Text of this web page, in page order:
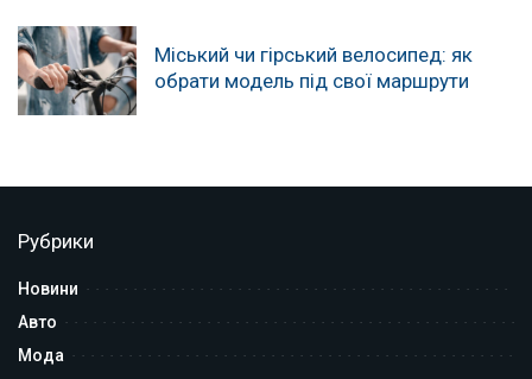
Міський чи гірський велосипед: як
обрати модель під свої маршрути
Рубрики
Новини
Авто
Мода